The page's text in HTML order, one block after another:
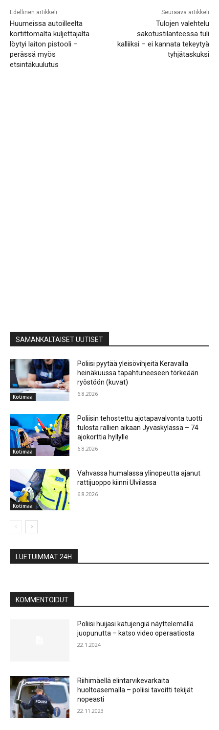
Edellinen artikkeli
Huumeissa autoilleelta
kortittomalta kuljettajalta
löytyi laiton pistooli –
perässä myös
etsintäkuulutus
Seuraava artikkeli
Tulojen valehtelu
sakotustilanteessa tuli
kalliiksi – ei kannata tekeytyä
tyhjätaskuksi
SAMANKALTAISET UUTISET
Kotimaa
Poliisi pyytää yleisövihjeitä Keravalla
heinäkuussa tapahtuneeseen törkeään
ryöstöön (kuvat)
6.8.2026
Kotimaa
Poliisin tehostettu ajotapavalvonta tuotti
tulosta rallien aikaan Jyväskylässä – 74
ajokorttia hyllylle
6.8.2026
Kotimaa
Vahvassa humalassa ylinopeutta ajanut
rattijuoppo kiinni Ulvilassa
6.8.2026
LUETUIMMAT 24H
KOMMENTOIDUT
Poliisi huijasi katujengiä näyttelemällä
juopunutta – katso video operaatiosta
22.1.2024
Riihimäellä elintarvikevarkaita
huoltoasemalla – poliisi tavoitti tekijät
nopeasti
22.11.2023